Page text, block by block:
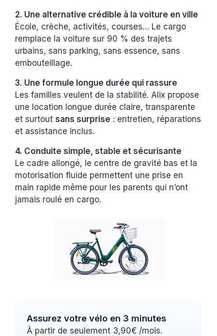
2. Une alternative crédible à la voiture en ville
École, crèche, activités, courses… Le cargo
remplace la voiture sur 90 % des trajets
urbains, sans parking, sans essence, sans
embouteillage.
3. Une formule longue durée qui rassure
Les familles veulent de la stabilité. Alix propose
une location longue durée claire, transparente
et surtoutsans surprise : entretien, réparations
et assistance inclus.
4. Conduite simple, stable et sécurisante
Le cadre allongé, le centre de gravité bas et la
motorisation fluide permettent une prise en
main rapide même pour les parents qui n’ont
jamais roulé en cargo.
Assurez votre vélo en 3 minutes
À partir de seulement 3,90€ /mois.